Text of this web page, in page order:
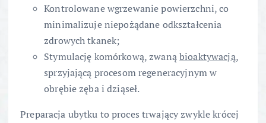
Kontrolowane wgrzewanie powierzchni, co
minimalizuje niepożądane odkształcenia
zdrowych tkanek;
Stymulację komórkową, zwanąbioaktywacją,
sprzyjającą procesom regeneracyjnym w
obrębie zęba i dziąseł.
Preparacja ubytku to proces trwający zwykle krócej